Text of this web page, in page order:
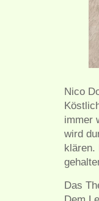
Nico
immer
wird
klären.
Das